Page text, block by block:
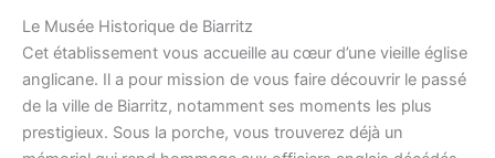
Le Musée Historique de Biarritz
Cet établissement vous accueille au cœur d’une vieille église
anglicane. Il a pour mission de vous faire découvrir le passé
de la ville de Biarritz, notamment ses moments les plus
prestigieux. Sous la porche, vous trouverez déjà un